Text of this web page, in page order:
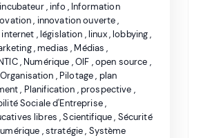
incubateur, info , Information
, innovation ouverte,
internet ,législation ,linux,lobbying,
,medias , Médias ,
, Numérique ,OIF ,open source ,
Organisation , Pilotage, plan
, Planification ,prospective ,
Sociale d'Entreprise,
libres ,Scientifique, Sécurité
,stratégie, Système